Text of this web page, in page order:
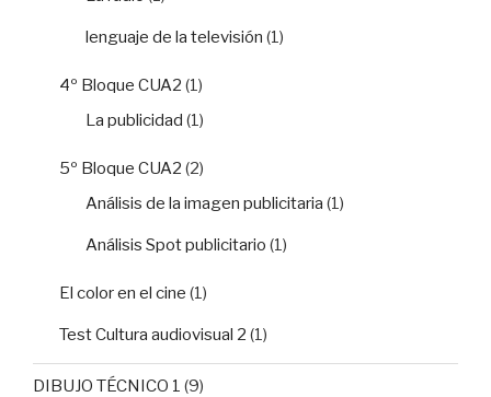
lenguaje de la televisión (1)
4º Bloque CUA2 (1)
La publicidad (1)
5º Bloque CUA2 (2)
Análisis de la imagen publicitaria (1)
Análisis Spot publicitario (1)
El color en el cine (1)
Test Cultura audiovisual 2 (1)
DIBUJO TÉCNICO 1 (9)